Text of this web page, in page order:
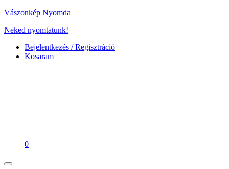
Vászonkép Nyomda
Neked nyomtatunk!
Bejelentkezés / Regisztráció
Kosaram
0